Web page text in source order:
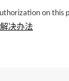
on this
决办法